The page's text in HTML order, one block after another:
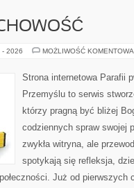
- 2026 MOŻLIWOŚĆ
Strona internetowa Parafii
Przemyślu to serwis
którzy pragną być bliżej
codziennych spraw swojej
zwykła witryna, ale
spotykają się refleksja,
Już od pierwszych